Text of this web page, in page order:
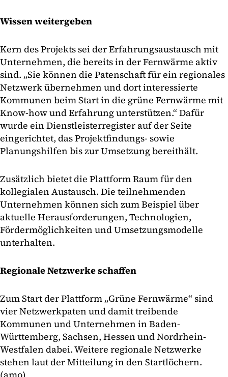
Wissen weitergeben
Kern des Projekts sei der Erfahrungsaustausch mit
Unternehmen, die bereits in der Fernwärme aktiv
sind. „Sie können die Patenschaft für ein regionales
Netzwerk übernehmen und dort interessierte
Kommunen beim Start in die grüne Fernwärme mit
Know-how und Erfahrung unterstützen.“ Dafür
wurde ein Dienstleisterregister auf der Seite
eingerichtet, das Projektfindungs- sowie
Planungshilfen bis zur Umsetzung bereithält.
Zusätzlich bietet die Plattform Raum für den
kollegialen Austausch. Die teilnehmenden
Unternehmen können sich zum Beispiel über
aktuelle Herausforderungen, Technologien,
Fördermöglichkeiten und Umsetzungsmodelle
unterhalten.
Regionale Netzwerke schaffen
Zum Start der Plattform „Grüne Fernwärme“ sind
vier Netzwerkpaten und damit treibende
Kommunen und Unternehmen in Baden-
Württemberg, Sachsen, Hessen und Nordrhein-
Westfalen dabei. Weitere regionale Netzwerke
stehen laut der Mitteilung in den Startlöchern.